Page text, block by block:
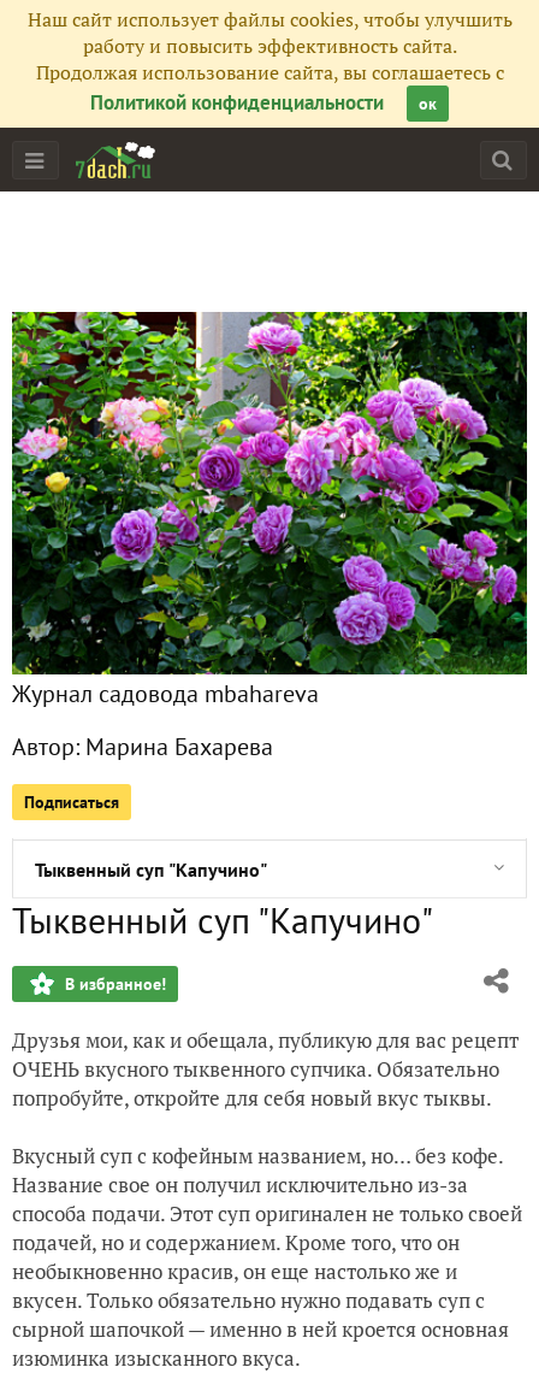
Наш сайт использует файлы cookies, чтобы улучшить
работу и повысить эффективность сайта.
Продолжая использование сайта, вы соглашаетесь с
Политикой конфиденциальности
ок
Журнал садовода mbahareva
Автор: Марина Бахарева
Подписаться
Все публикации 92
Фото 1940
Сейчас обсуждают
Сырники с шоколадом
План на 2021-й год
Чтоб косить не только чисто, а еще и очень быстро.....
Летний приз под зимней ёлочкой
Кухонного "нашего полку прибыло"
Тыквенный суп "Капучино"
Любимое женское оружие - сковорода (вок) уже в личном
Настойка "Клюковка" для праздничного стола
Живет в нем вся вселенная, а вещь обыкновенная (но не
Баночки-красавицы очень уж мне нравятся!
Шланг - необходимый источник влаги в знойное лето
Тыквенный суп "Капучино"
В избранное!
Друзья мои, как и обещала, публикую для вас рецепт
ОЧЕНЬ вкусного тыквенного супчика. Обязательно
попробуйте, откройте для себя новый вкус тыквы.
Вкусный суп с кофейным названием, но… без кофе.
Название свое он получил исключительно из-за
способа подачи. Этот суп оригинален не только своей
подачей, но и содержанием. Кроме того, что он
необыкновенно красив, он еще настолько же и
вкусен. Только обязательно нужно подавать суп с
сырной шапочкой — именно в ней кроется основная
изюминка изысканного вкуса.